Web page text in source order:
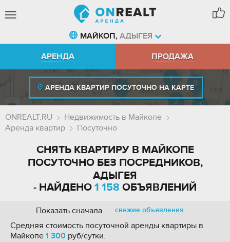
МАЙКОП, АДЫГЕЯ
АРЕНДА
ПРОДАЖА
АРЕНДА КВАРТИР ПОСУТОЧНО НА КАРТЕ
ONREALT.RU
Недвижимость в Майкопе
Аренда квартир
Посуточно
СНЯТЬ КВАРТИРУ В МАЙКОПЕ
ПОСУТОЧНО БЕЗ ПОСРЕДНИКОВ,
АДЫГЕЯ
- НАЙДЕНО 1 158 ОБЪЯВЛЕНИЙ
Показать сначала свежие объявления
Средняя стоимость посуточной аренды квартиры в
Майкопе 1 300 руб/сутки.